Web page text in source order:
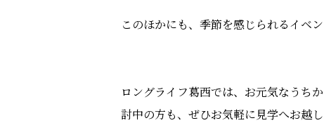
このほかにも、季節を感じられるイベ
ロングライフ葛西では、お元気なうち
討中の方も、ぜひお気軽に見学へお越し